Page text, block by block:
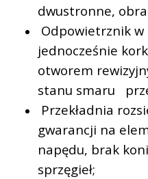
dwustronne,
Odpowietrznik w
jednocześnie
otworem
stanu smaru
Przekładnia
gwarancji na
napędu, brak
sprzęgieł;